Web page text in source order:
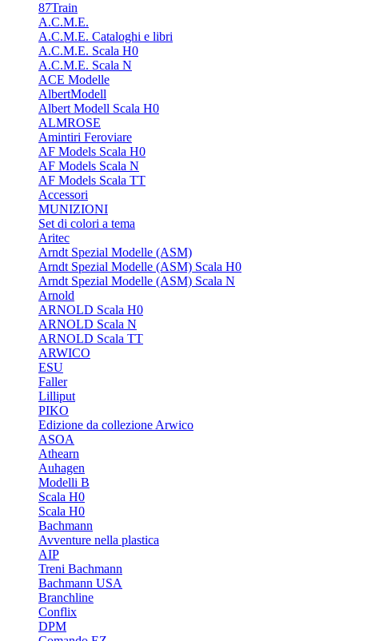
87Train
A.C.M.E.
A.C.M.E. Cataloghi e libri
A.C.M.E. Scala H0
A.C.M.E. Scala N
ACE Modelle
AlbertModell
Albert Modell Scala H0
ALMROSE
Amintiri Feroviare
AF Models Scala H0
AF Models Scala N
AF Models Scala TT
Accessori
MUNIZIONI
Set di colori a tema
Aritec
Arndt Spezial Modelle (ASM)
Arndt Spezial Modelle (ASM) Scala H0
Arndt Spezial Modelle (ASM) Scala N
Arnold
ARNOLD Scala H0
ARNOLD Scala N
ARNOLD Scala TT
ARWICO
ESU
Faller
Lilliput
PIKO
Edizione da collezione Arwico
ASOA
Athearn
Auhagen
Modelli B
Scala H0
Scala H0
Bachmann
Avventure nella plastica
AIP
Treni Bachmann
Bachmann USA
Branchline
Conflix
DPM